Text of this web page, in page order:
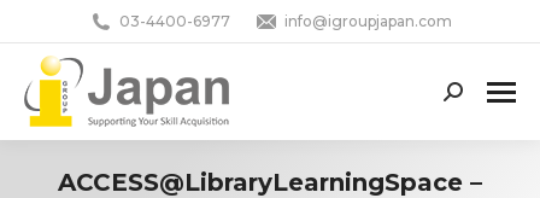
03-4400-6977 info@igroupjapan.com
Search:
ACCESS@LibraryLearningSpace –